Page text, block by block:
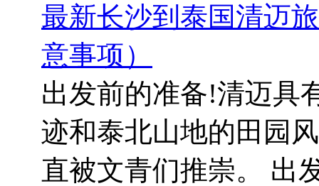
最新长沙到泰国清迈
意事项）
出发前的准备!清迈具
迹和泰北山地的田园
直被文青们推崇。 出